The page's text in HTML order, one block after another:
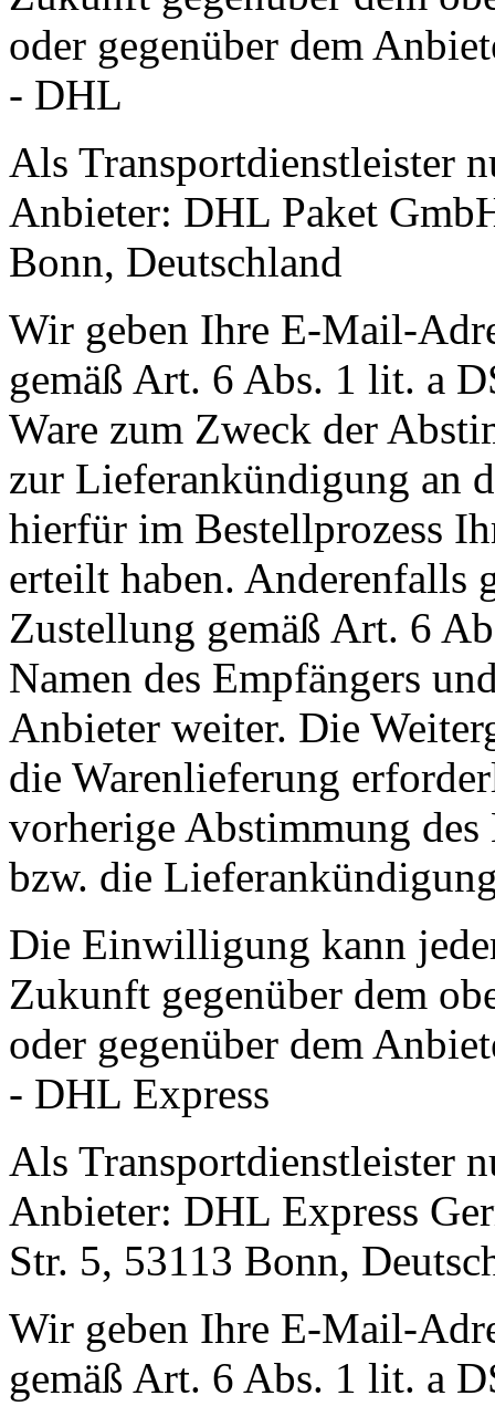
oder gegenüber dem
- DHL
Als Transportdienstleister
Anbieter: DHL Paket
Bonn, Deutschland
Wir geben Ihre E-Mail-
gemäß Art. 6 Abs. 1 lit. a
Ware zum Zweck der
zur Lieferankündigung an
hierfür im Bestellprozess
erteilt haben. Anderenfalls
Zustellung gemäß Art. 6
Namen des Empfängers
Anbieter weiter. Die
die Warenlieferung
vorherige Abstimmung
bzw. die
Die Einwilligung kann
Zukunft gegenüber dem
oder gegenüber dem
- DHL Express
Als Transportdienstleister
Anbieter: DHL Express
Str. 5, 53113 Bonn,
Wir geben Ihre E-Mail-
gemäß Art. 6 Abs. 1 lit. a